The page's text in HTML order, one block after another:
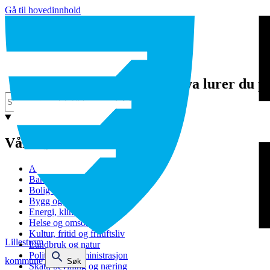
Gå til hovedinnhold
Lillestrøm
kommune
Søk
Hva lurer du
Våre tjenester
Avfall og gjenvinning
Barnehage
Bolig og sosiale tjenester
Bygg og eiendom
Energi, klima og miljø
Helse og omsorg
Kultur, fritid og friluftsliv
Landbruk og natur
Politikk og administrasjon
Skatt, bevilling og næring